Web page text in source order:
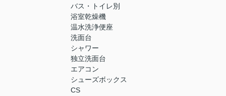
バス・トイレ別
浴室乾燥機
温水洗浄便座
洗面台
シャワー
独立洗面台
エアコン
シューズボックス
CS